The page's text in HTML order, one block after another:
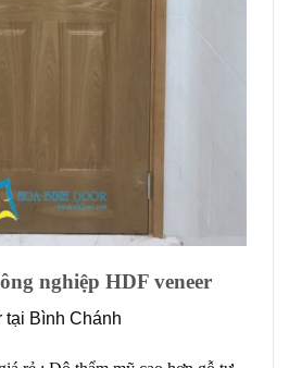
nghiệp HDF veneer
tại Bình Chánh